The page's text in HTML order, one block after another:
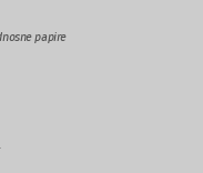
papire